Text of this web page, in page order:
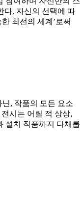
다. 자신의 선택에 따
최선의 세계’로써
, 작품의 모든 요소
시는 어릴 적 상상,
설치 작품까지 다채롭